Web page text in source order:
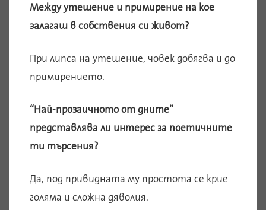
Между утешение и примирение на кое
залагаш в собствения си живот?
При липса на утешение, човек добягва и до
примирението.
“Най-прозаичното от дните”
представлява ли интерес за поетичните
ти търсения?
Да, под привидната му простота се крие
голяма и сложна дяволия.